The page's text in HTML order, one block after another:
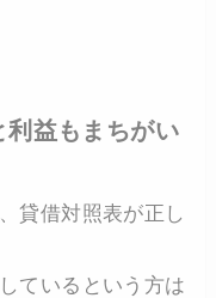
利益もまちがい
貸借対照表が正し
ているという方は